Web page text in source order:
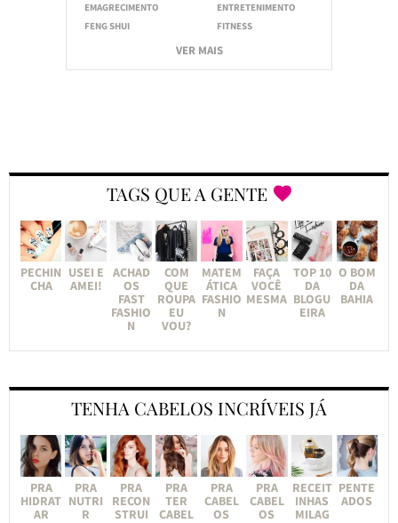
EMAGRECIMENTO
ENTRETENIMENTO
FENG SHUI
FITNESS
VER MAIS
TAGS QUE A GENTE
PECHIN
CHA
USEI E
AMEI!
ACHAD
OS
FAST
FASHIO
N
COM
QUE
ROUPA
EU
VOU?
MATEM
ÁTICA
FASHIO
N
FAÇA
VOCÊ
MESMA
TOP 10
DA
BLOGU
EIRA
O BOM
DA
BAHIA
TENHA CABELOS INCRÍVEIS JÁ
PRA
HIDRAT
AR
PRA
NUTRI
R
PRA
RECON
STRUI
PRA
TER
CABEL
PRA
CABEL
OS
PRA
CABEL
OS
RECEIT
INHAS
MILAG
PENTE
ADOS